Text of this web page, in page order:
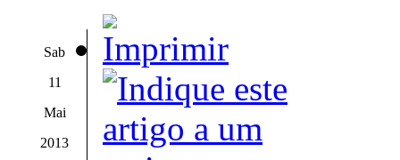
Sab
11
Mai
2013